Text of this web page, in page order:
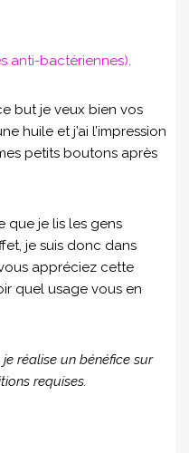
anti-bactériennes).
but je veux bien vos
huile et j’ai l’impression
petits boutons après
que je lis les gens
je suis donc dans
appréciez cette
quel usage vous en
réalise un bénéfice sur
requises.